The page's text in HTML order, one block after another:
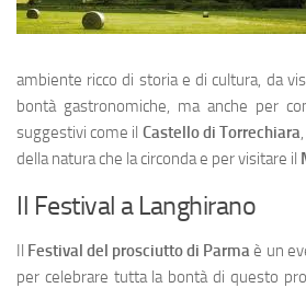
ambiente ricco di storia e di cultura, da
bontà gastronomiche, ma anche per
suggestivi come il Castello di Torrechiara
della natura che la circonda e per visitare il
Il Festival a Langhirano
Il Festival del prosciutto di Parmaè un
per celebrare tutta la bontà di questo